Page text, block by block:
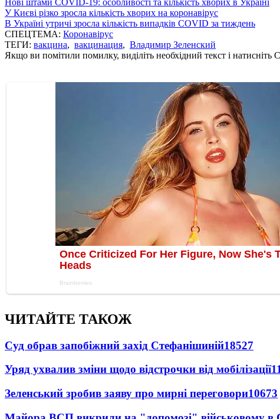
У Києві різко зросла кількість хворих на коронавірус
В Україні утричі зросла кількість випадків COVID за тиждень
СПЕЦТЕМА: Коронавірус
ТЕГИ: вакцина, вакцинация, Владимир Зеленский
Якщо ви помітили помилку, виділіть необхідний текст і
ЧИТАЙТЕ ТАКОЖ
Суд обрав запобіжний захід Стефанішиній18527
Уряд ухвалив зміни щодо відстрочки від мобілізації
Зеленський зробив заяву про мирні переговори10673